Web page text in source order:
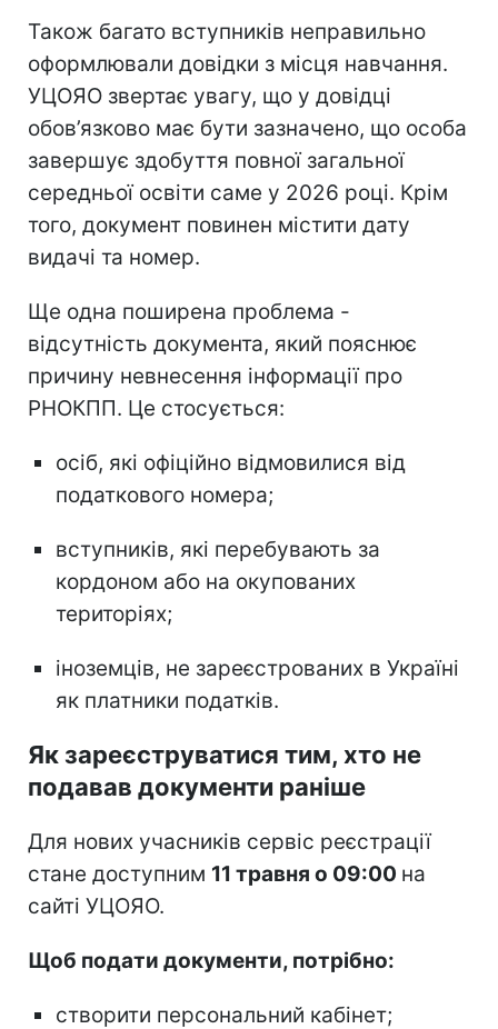
Також багато вступників неправильно
оформлювали довідки з місця навчання.
УЦОЯО звертає увагу, що у довідці
обов’язково має бути зазначено, що особа
завершує здобуття повної загальної
середньої освіти саме у 2026 році. Крім
того, документ повинен містити дату
видачі та номер.
Ще одна поширена проблема -
відсутність документа, який пояснює
причину невнесення інформації про
РНОКПП. Це стосується:
осіб, які офіційно відмовилися від
податкового номера;
вступників, які перебувають за
кордоном або на окупованих
територіях;
іноземців, не зареєстрованих в Україні
як платники податків.
Як зареєструватися тим, хто не
подавав документи раніше
Для нових учасників сервіс реєстрації
стане доступним 11 травня о 09:00 на
сайті УЦОЯО.
Щоб подати документи, потрібно:
створити персональний кабінет;